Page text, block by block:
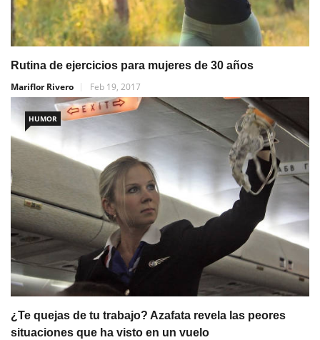
Rutina de ejercicios para mujeres de 30 años
Mariflor Rivero
Feb 19, 2017
HUMOR
¿Te quejas de tu trabajo? Azafata revela las peores
situaciones que ha visto en un vuelo